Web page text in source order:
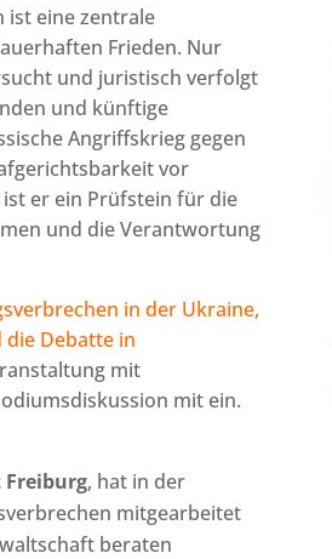
ist eine zentrale
Frieden. Nur
und juristisch verfolgt
und künftige
Angriffskrieg gegen
vor
er ein Prüfstein für die
und die Verantwortung
in der Ukraine,
Debatte in
mit
mit ein.
, hat in der
mitgearbeitet
beraten